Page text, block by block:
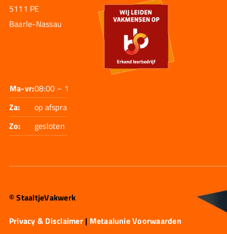
5111 PE
Baarle-Nassau
Ma-vr:08:00 – 17:30
Za:
op afspraak
Zo:
gesloten
© StaaltjeVakwerk
Privacy & Disclaimer| Metaalunie Voorwaarden